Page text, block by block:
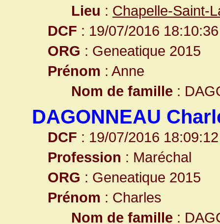
Lieu : Chapelle-Saint-
DCF : 19/07/2016 18:10:36
ORG : Geneatique 2015
Prénom : Anne
Nom de famille :
DAGONNEAU
DCF : 19/07/2016 18:09:12
Profession : Maréchal
ORG : Geneatique 2015
Prénom : Charles
Nom de famille :